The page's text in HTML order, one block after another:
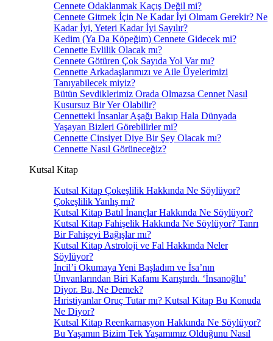
Cennete Odaklanmak Kaçış Değil mi?
Cennete Gitmek İçin Ne Kadar İyi Olmam Gerekir? Ne
Kadar İyi, Yeteri Kadar İyi Sayılır?
Kedim (Ya Da Köpeğim) Cennete Gidecek mi?
Cennette Evlilik Olacak mı?
Cennete Götüren Çok Sayıda Yol Var mı?
Cennette Arkadaşlarımızı ve Aile Üyelerimizi
Tanıyabilecek miyiz?
Bütün Sevdiklerimiz Orada Olmazsa Cennet Nasıl
Kusursuz Bir Yer Olabilir?
Cennetteki İnsanlar Aşağı Bakıp Hala Dünyada
Yaşayan Bizleri Görebilirler mi?
Cennette Cinsiyet Diye Bir Şey Olacak mı?
Cennette Nasıl Görüneceğiz?
Kutsal Kitap
Kutsal Kitap Çokeşlilik Hakkında Ne Söylüyor?
Çokeşlilik Yanlış mı?
Kutsal Kitap Batıl İnançlar Hakkında Ne Söylüyor?
Kutsal Kitap Fahişelik Hakkında Ne Söylüyor? Tanrı
Bir Fahişeyi Bağışlar mı?
Kutsal Kitap Astroloji ve Fal Hakkında Neler
Söylüyor?
İncil’i Okumaya Yeni Başladım ve İsa’nın
Ünvanlarından Biri Kafamı Karıştırdı. ‘İnsanoğlu’
Diyor. Bu, Ne Demek?
Hıristiyanlar Oruç Tutar mı? Kutsal Kitap Bu Konuda
Ne Diyor?
Kutsal Kitap Reenkarnasyon Hakkında Ne Söylüyor?
Bu Yaşamın Bizim Tek Yaşamımız Olduğunu Nasıl